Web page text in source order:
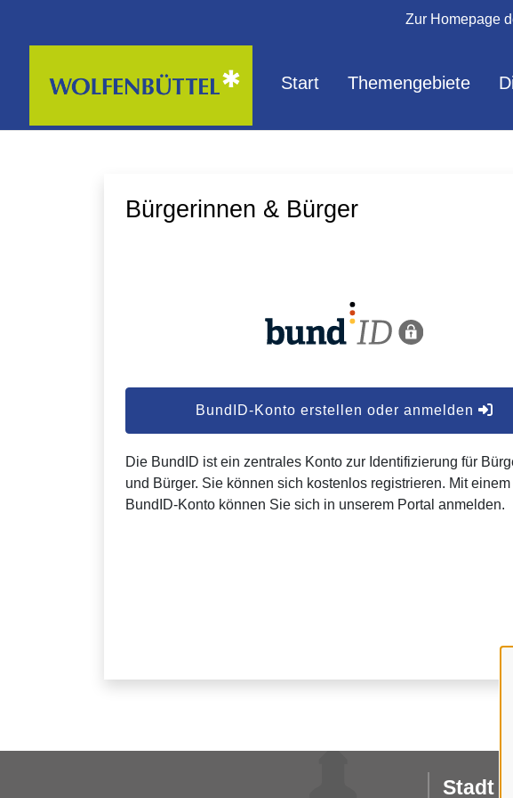
Zur Homepage
Start Themengebiete
Bürgerinnen & Bürger
BundID-Konto erstellen oder anmelden
Die BundID ist ein zentrales Konto zur Identifizierung für
und Bürger. Sie können sich kostenlos registrieren. Mit einem
BundID-Konto können Sie sich in unserem Portal anmelden.
Stadt